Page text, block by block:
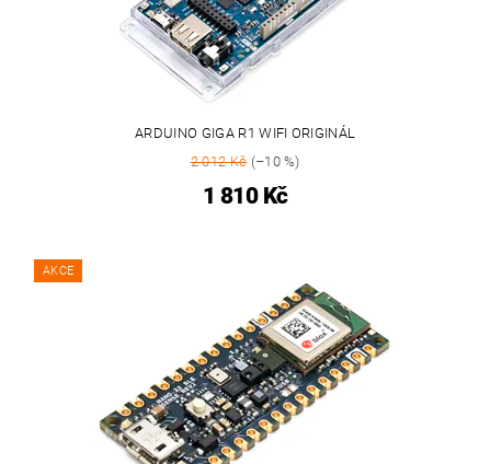
ARDUINO GIGA R1 WIFI ORIGINÁL
2 012 Kč(–10 %)
1 810 Kč
AKCE